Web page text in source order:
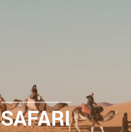
SAFARI